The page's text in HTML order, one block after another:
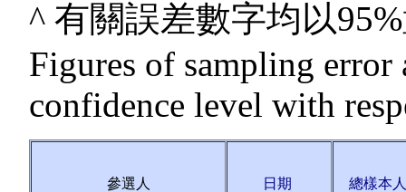
^ 有關誤差數字均以
Figures of sampling error
confidence level with
參選人
日期
總樣本